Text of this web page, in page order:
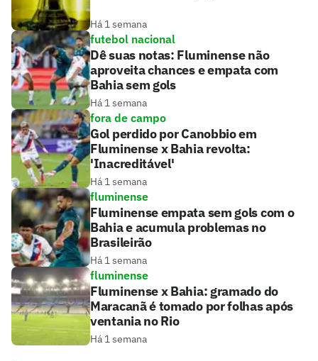
Há 1 semana
futebol nacional
Dê suas notas: Fluminense não
aproveita chances e empata com
Bahia sem gols
Há 1 semana
fora de campo
Gol perdido por Canobbio em
Fluminense x Bahia revolta:
'Inacreditável'
Há 1 semana
fluminense
Fluminense empata sem gols com o
Bahia e acumula problemas no
Brasileirão
Há 1 semana
fluminense
Fluminense x Bahia: gramado do
Maracanã é tomado por folhas após
ventania no Rio
Há 1 semana